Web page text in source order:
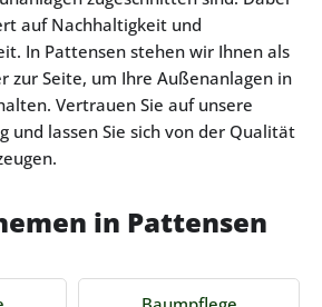
auf Nachhaltigkeit und
In Pattensen stehen wir Ihnen als
zur Seite, um Ihre Außenanlagen in
Vertrauen Sie auf unsere
und lassen Sie sich von der Qualität
in Pattensen